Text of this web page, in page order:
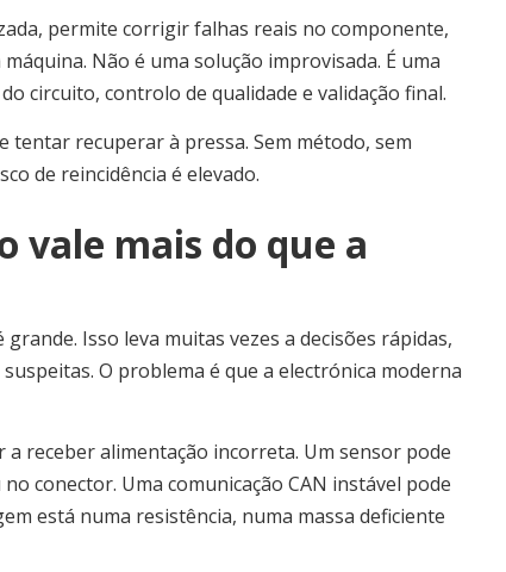
permite corrigir falhas reais no componente,
Não é uma solução improvisada. É uma
circuito, controlo de qualidade e validação final.
recuperar à pressa. Sem método, sem
de reincidência é elevado.
vale mais do que a
Isso leva muitas vezes a decisões rápidas,
O problema é que a electrónica moderna
receber alimentação incorreta. Um sensor pode
conector. Uma comunicação CAN instável pode
está numa resistência, numa massa deficiente